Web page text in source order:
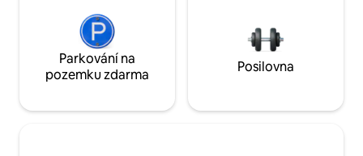
Parkování na
pozemku zdarma
Posilovna